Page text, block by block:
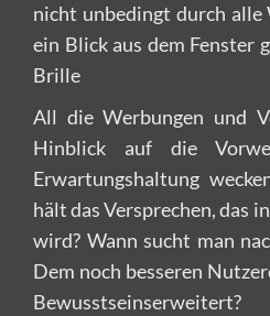
nicht unbedingt durch alle
ein Blick aus dem Fenster
Brille
All die Werbungen und
Hinblick auf die
Erwartungshaltung
hält das Versprechen, das
wird? Wann sucht man
Dem noch besseren
Bewusstseinserweitert?